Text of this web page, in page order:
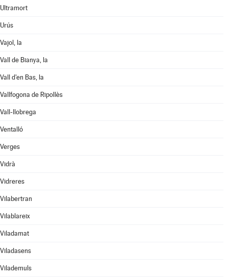
Ultramort
Urús
Vajol, la
Vall de Bianya, la
Vall d'en Bas, la
Vallfogona de Ripollès
Vall-llobrega
Ventalló
Verges
Vidrà
Vidreres
Vilabertran
Vilablareix
Viladamat
Viladasens
Vilademuls